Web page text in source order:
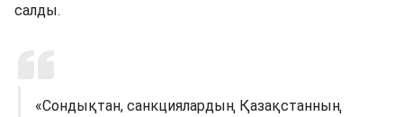
салды.
«Сондықтан, санкциялардың Қазақстанның